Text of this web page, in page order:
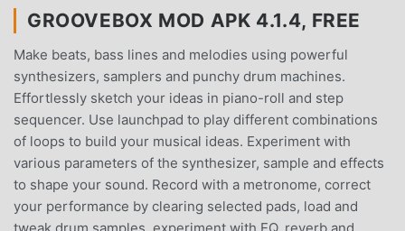
GROOVEBOX MOD APK 4.1.4, FREE
Make beats, bass lines and melodies using powerful
synthesizers, samplers and punchy drum machines.
Effortlessly sketch your ideas in piano-roll and step
sequencer. Use launchpad to play different combinations
of loops to build your musical ideas. Experiment with
various parameters of the synthesizer, sample and effects
to shape your sound. Record with a metronome, correct
your performance by clearing selected pads, load and